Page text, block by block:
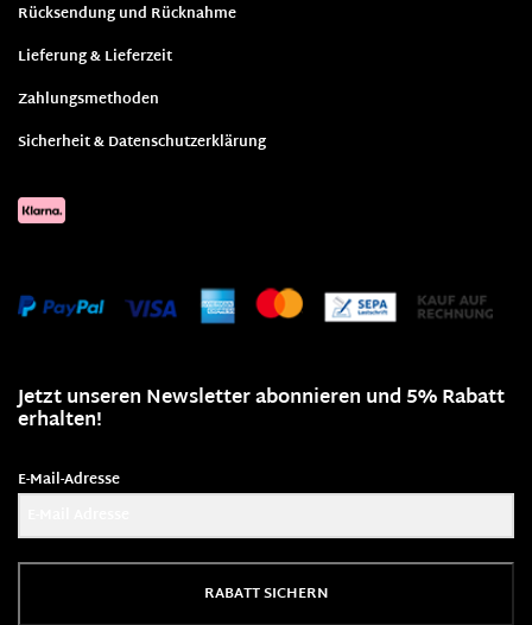
Rücksendung und Rücknahme
Lieferung & Lieferzeit
Zahlungsmethoden
Sicherheit & Datenschutzerklärung
Jetzt unseren Newsletter abonnieren und 5% Rabatt
erhalten!
E-Mail-Adresse
RABATT SICHERN